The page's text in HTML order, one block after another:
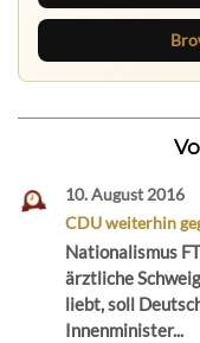
10. August 2016
CDU weiterhin
Nationalismus
ärztliche
liebt, soll
Innenminister...